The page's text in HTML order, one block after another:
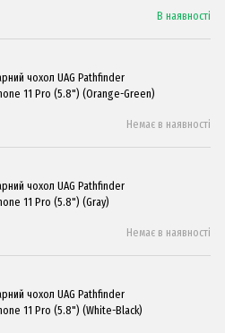
В наявності
чохол UAG Pathfinder
11 Pro (5.8") (Orange-Green)
Немає в наявності
чохол UAG Pathfinder
11 Pro (5.8") (Gray)
Немає в наявності
чохол UAG Pathfinder
11 Pro (5.8") (White-Black)